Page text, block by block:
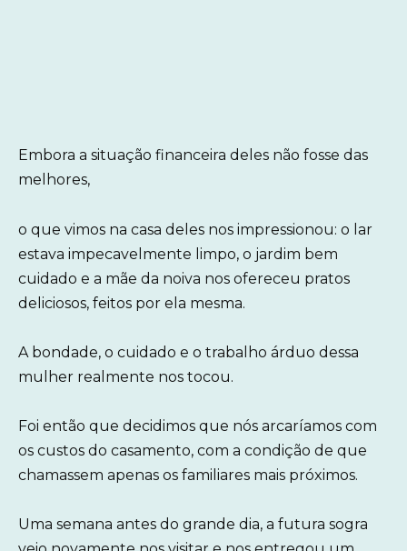
Embora a situação financeira deles não fosse das
melhores,
o que vimos na casa deles nos impressionou: o lar
estava impecavelmente limpo, o jardim bem
cuidado e a mãe da noiva nos ofereceu pratos
deliciosos, feitos por ela mesma.
A bondade, o cuidado e o trabalho árduo dessa
mulher realmente nos tocou.
Foi então que decidimos que nós arcaríamos com
os custos do casamento, com a condição de que
chamassem apenas os familiares mais próximos.
Uma semana antes do grande dia, a futura sogra